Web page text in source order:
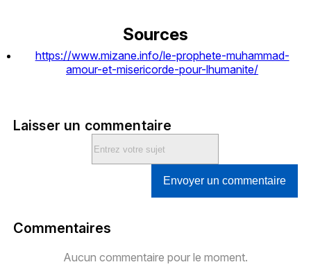
Sources
https://www.mizane.info/le-prophete-muhammad-
amour-et-misericorde-pour-lhumanite/
Laisser un commentaire
Envoyer un commentaire
Commentaires
Aucun commentaire pour le moment.